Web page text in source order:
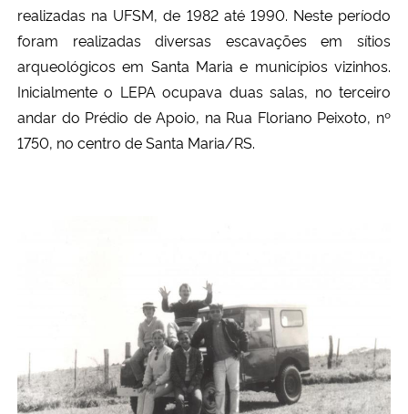
Ministério da Ciência, Tecnologia, Inovações e Comunicações
Ministério do Meio Ambiente
Ministério do Turismo
Ministério da Mulher, da Família e dos Direitos Humanos
Secretaria de Governo
realizadas na UFSM, de 1982 até 1990. Neste período
foram realizadas diversas escavações em sítios
arqueológicos em Santa Maria e municípios vizinhos.
Inicialmente o LEPA ocupava duas salas, no terceiro
andar do Prédio de Apoio, na Rua Floriano Peixoto, nº
1750, no centro de Santa Maria/RS.